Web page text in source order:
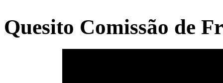
Quesito Comissão de